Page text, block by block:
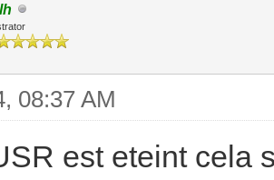
08:37 AM
est eteint cela